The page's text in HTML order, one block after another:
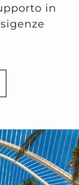
in